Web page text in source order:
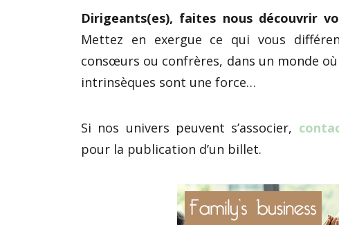
Dirigeants(es), faites nous découvrir
Mettez en exergue ce qui vous
consœurs ou confrères, dans un monde
intrinsèques sont une force…
Si nos univers peuvent s’associer,
pour la publication d’un billet.